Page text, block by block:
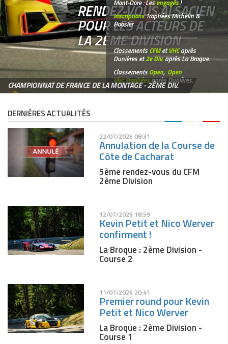
RENDEZ-VOUS ALSACIEN
POUR LES ACTEURS DE
LA 2ÈME DIVISION
Mont-Dore : Lesengagés!
InscriptionsTrophées Michelin &
Hoosier
-----------------------------------------
ClassementsCFMetVHCaprès
Dunières et2e Div.après La Broque.
ClassementsOpen, Open
Vhc,Trophéesaprès Dunières.
CHAMPIONNAT DE FRANCE DE LA MONTAGE - 2ÈME DIV.
DERNIÈRES ACTUALITÉS
22/07/2026 08:31
Annulation de la Course de
Côte de Cacharat
5ème rendez-vous du CFM
2ème Division
12/07/2026 18:59
Kevin Petit et Nico Werver
confirment !
La Broque : 2ème Division -
Course 2
11/07/2026 20:41
Premier round pour Kevin
Petit et Nico Werver
La Broque : 2ème Division -
Course 1